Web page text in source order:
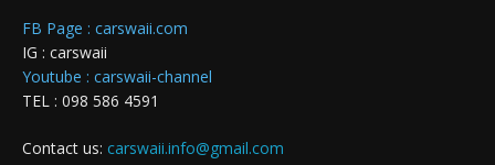
FB Page : carswaii.com
IG : carswaii
Youtube : carswaii-channel
TEL : 098 586 4591
Contact us: carswaii.info@gmail.com